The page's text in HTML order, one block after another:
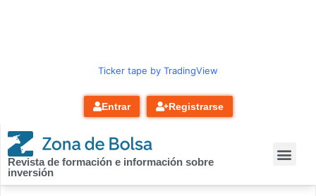
Ticker tape by TradingView
Entrar Registrarse
Revista de formación e información sobre
inversión